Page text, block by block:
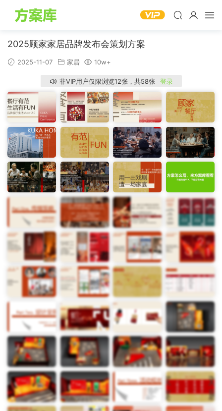
2025顾家家居品牌发布会策划方案
2025-11-07 家居 10w+
非VIP用户仅限浏览12张，共58张 登录